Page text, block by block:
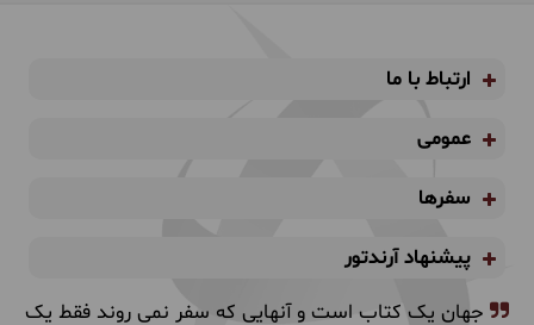
ارتباط با ما
عمومی
سفرها
پیشنهاد آرندتور
جهان یک کتاب است و آنهایی که سفر نمی روند فقط یک